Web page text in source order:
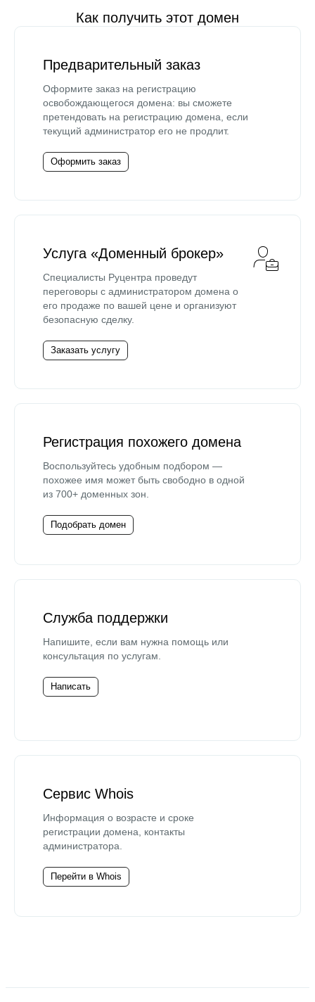
Как получить этот домен
Предварительный заказ
Оформите заказ на регистрацию
освобождающегося домена: вы сможете
претендовать на регистрацию домена, если
текущий администратор его не продлит.
Оформить заказ
Услуга «Доменный брокер»
Специалисты Руцентра проведут
переговоры с администратором домена о
его продаже по вашей цене и организуют
безопасную сделку.
Заказать услугу
Регистрация похожего домена
Воспользуйтесь удобным подбором —
похожее имя может быть свободно в одной
из 700+ доменных зон.
Подобрать домен
Служба поддержки
Напишите, если вам нужна помощь или
консультация по услугам.
Написать
Сервис Whois
Информация о возрасте и сроке
регистрации домена, контакты
администратора.
Перейти в Whois